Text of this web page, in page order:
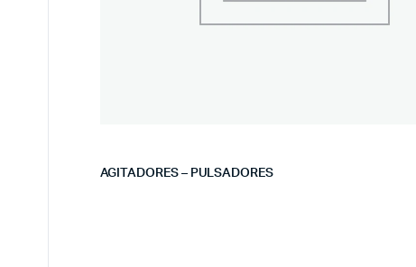
AGITADORES – PULSADORES